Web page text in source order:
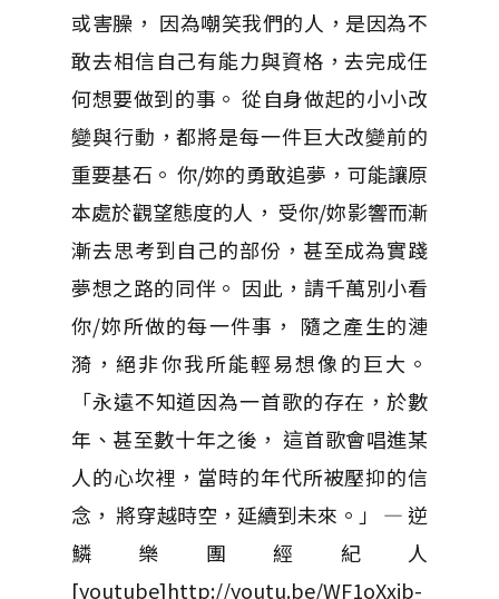
或害臊， 因為嘲笑我們的人，是因為不
敢去相信自己有能力與資格，去完成任
何想要做到的事。 從自身做起的小小改
變與行動，都將是每一件巨大改變前的
重要基石。 你/妳的勇敢追夢，可能讓原
本處於觀望態度的人， 受你/妳影響而漸
漸去思考到自己的部份，甚至成為實踐
夢想之路的同伴。 因此，請千萬別小看
你/妳所做的每一件事， 隨之產生的漣
漪，絕非你我所能輕易想像的巨大。
「永遠不知道因為一首歌的存在，於數
年、甚至數十年之後， 這首歌會唱進某
人的心坎裡，當時的年代所被壓抑的信
念， 將穿越時空，延續到未來。」 — 逆
鱗樂團經紀人
[youtube]http://youtu.be/WF1oXxjb-